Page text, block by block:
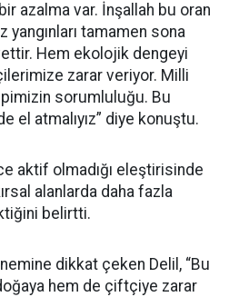
azalma var. İnşallah bu oran
yangınları tamamen sona
Hem ekolojik dengeyi
zarar veriyor. Milli
sorumluluğu. Bu
el atmalıyız” diye konuştu.
aktif olmadığı eleştirisinde
alanlarda daha fazla
belirtti.
dikkat çeken Delil, “Bu
hem de çiftçiye zarar